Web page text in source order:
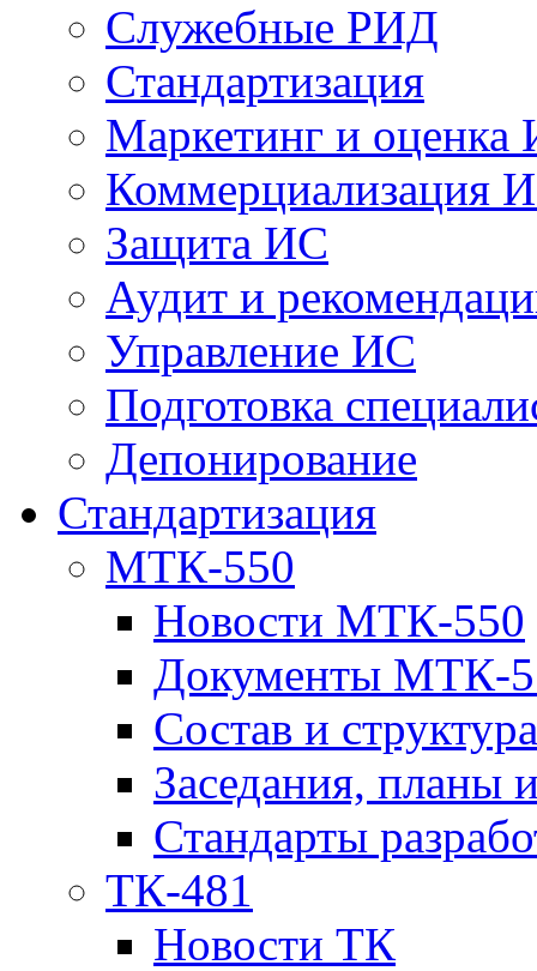
Служебные РИД
Стандартизация
Маркетинг и оценка
Коммерциализация
Защита ИС
Аудит и
Управление ИС
Подготовка
Депонирование
Стандартизация
МТК-550
Новости МТК-550
Документы МТК-
Состав и структура
Заседания, планы
Стандарты
ТК-481
Новости ТК